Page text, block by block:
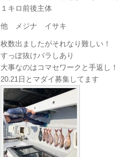
１キロ前後主体
他 メジナ イサキ
枚数出ましたがそれなり難しい！
すっぽ抜けバラしあり
大事なのはコマセワークと手返し！
20.21日とマダイ募集してます